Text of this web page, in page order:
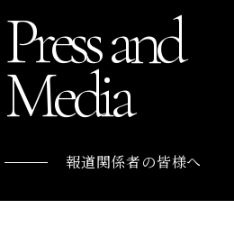
Press and
Media
報道関係者の皆様へ